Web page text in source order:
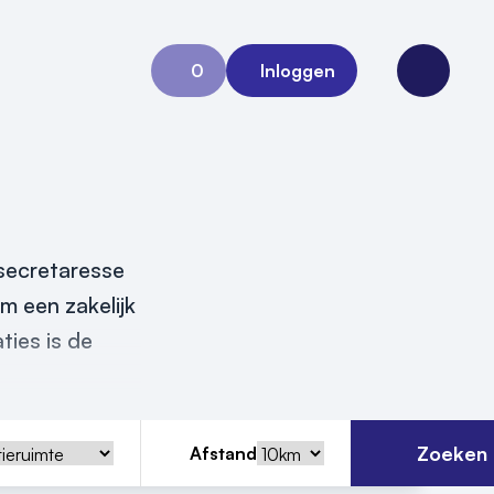
0
Aanvraag 0
Inloggen
Open
een zakelijk
is de
Afstand Zoeken